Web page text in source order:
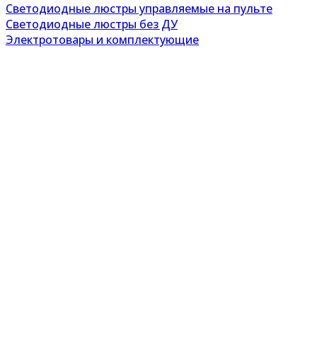
Светодиодные люстры управляемые на пульте
Светодиодные люстры без ДУ
Электротовары и комплектующие